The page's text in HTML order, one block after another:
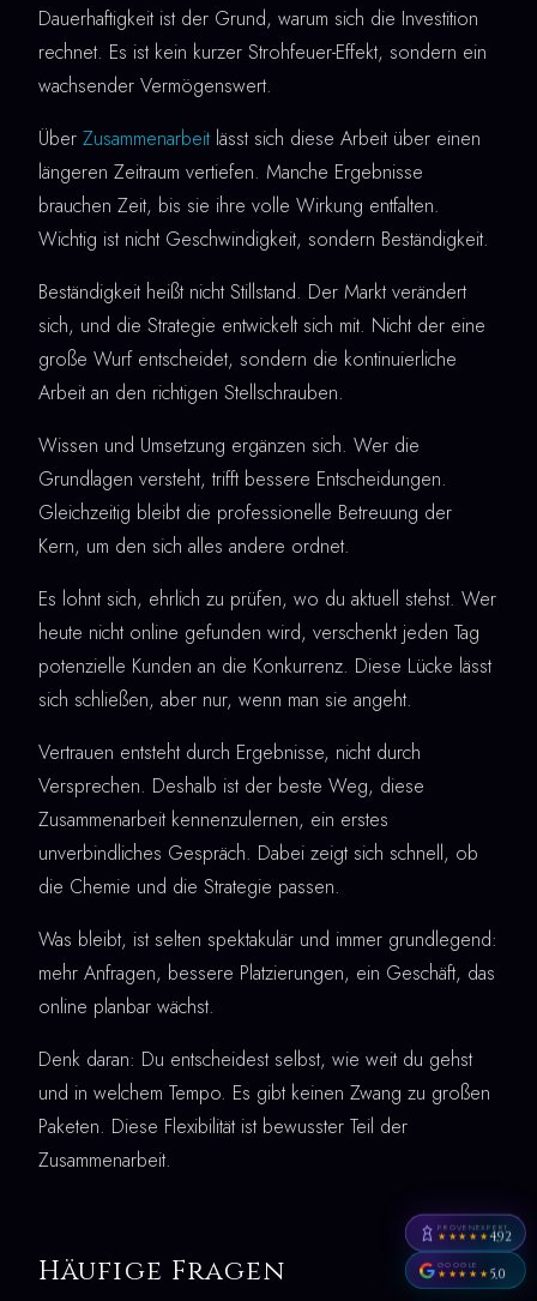
Dauerhaftigkeit ist der Grund, warum sich die Investition
rechnet. Es ist kein kurzer Strohfeuer-Effekt, sondern ein
wachsender Vermögenswert.
Über Zusammenarbeit lässt sich diese Arbeit über einen
längeren Zeitraum vertiefen. Manche Ergebnisse
brauchen Zeit, bis sie ihre volle Wirkung entfalten.
Wichtig ist nicht Geschwindigkeit, sondern Beständigkeit.
Beständigkeit heißt nicht Stillstand. Der Markt verändert
sich, und die Strategie entwickelt sich mit. Nicht der eine
große Wurf entscheidet, sondern die kontinuierliche
Arbeit an den richtigen Stellschrauben.
Wissen und Umsetzung ergänzen sich. Wer die
Grundlagen versteht, trifft bessere Entscheidungen.
Gleichzeitig bleibt die professionelle Betreuung der
Kern, um den sich alles andere ordnet.
Es lohnt sich, ehrlich zu prüfen, wo du aktuell stehst. Wer
heute nicht online gefunden wird, verschenkt jeden Tag
potenzielle Kunden an die Konkurrenz. Diese Lücke lässt
sich schließen, aber nur, wenn man sie angeht.
Vertrauen entsteht durch Ergebnisse, nicht durch
Versprechen. Deshalb ist der beste Weg, diese
Zusammenarbeit kennenzulernen, ein erstes
unverbindliches Gespräch. Dabei zeigt sich schnell, ob
die Chemie und die Strategie passen.
Was bleibt, ist selten spektakulär und immer grundlegend:
mehr Anfragen, bessere Platzierungen, ein Geschäft, das
online planbar wächst.
Denk daran: Du entscheidest selbst, wie weit du gehst
und in welchem Tempo. Es gibt keinen Zwang zu großen
Paketen. Diese Flexibilität ist bewusster Teil der
Zusammenarbeit.
Häufige Fragen
PROVENEXPERT
★★★★★4,92
GOOGLE
★★★★★5,0